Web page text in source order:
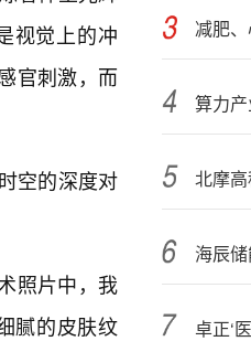
视觉上的冲
官刺激，而
空的深度对
照片中，我
腻的皮肤纹